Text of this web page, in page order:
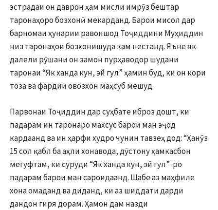
эстрадаи он даврон ҳам мисли имрӯз бештар
таронаҳоро бозхонӣ мекарданд. Барои мисол дар
барномаи ҳунарии равоншод Тоҷиддини Муҳиддин
низ таронаҳои бозхонишуда кам нестанд. Яъне як
далели рӯшани он замон пурҳаводор шудани
таронаи “Як ханда кун, эй гул” ҳамин буд, ки он кори
тоза ва фардии овозхон маҳсуб мешуд.
Парвонаи Тоҷиддин дар суҳбате иброз дошт, ки
падарам ин таронаро махсус барои ман эҷод
кардаанд ва ин ҳарфи худро чунин тавзеҳ дод: “Ҳанӯз
15 сол қабл ба аҳли хонавода, дӯстону ҳамкасбон
мегуфтам, ки суруди “Як ханда кун, эй гул”-ро
падарам барои ман сароидаанд. Шабе аз маҳфиле
хона омаданд ва диданд, ки аз шиддати дарди
дандон гиря дорам. Ҳамон дам назди